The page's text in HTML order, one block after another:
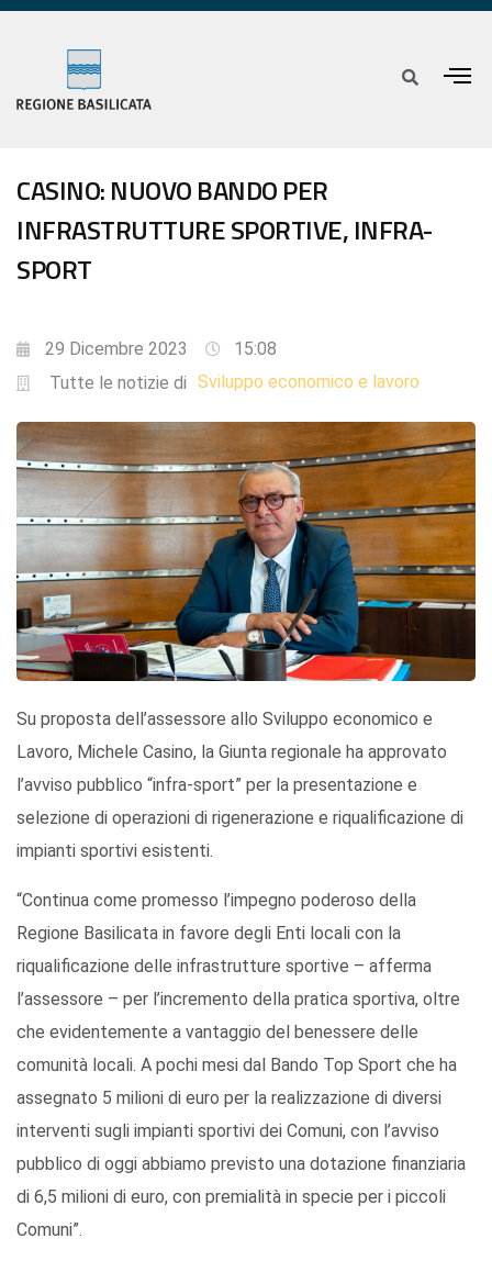
CASINO: NUOVO BANDO PER
INFRASTRUTTURE SPORTIVE, INFRA-
SPORT
29 Dicembre 2023
15:08
Tutte le notizie di Sviluppo economico e lavoro
Su proposta dell’assessore allo Sviluppo economico e
Lavoro, Michele Casino, la Giunta regionale ha approvato
l’avviso pubblico “infra-sport” per la presentazione e
selezione di operazioni di rigenerazione e riqualificazione di
impianti sportivi esistenti.
“Continua come promesso l’impegno poderoso della
Regione Basilicata in favore degli Enti locali con la
riqualificazione delle infrastrutture sportive – afferma
l’assessore – per l’incremento della pratica sportiva, oltre
che evidentemente a vantaggio del benessere delle
comunità locali. A pochi mesi dal Bando Top Sport che ha
assegnato 5 milioni di euro per la realizzazione di diversi
interventi sugli impianti sportivi dei Comuni, con l’avviso
pubblico di oggi abbiamo previsto una dotazione finanziaria
di 6,5 milioni di euro, con premialità in specie per i piccoli
Comuni”.